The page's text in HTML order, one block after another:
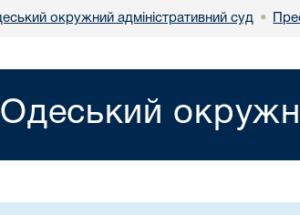
окружний адміністративний суд •
Одеський